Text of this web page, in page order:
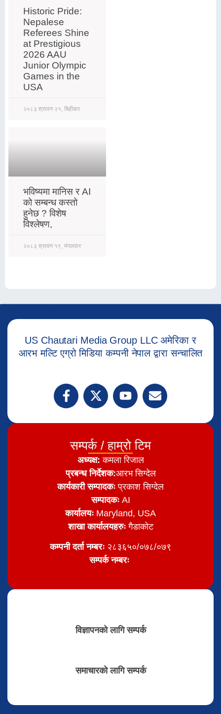
Historic Pride:
Nepalese
Referees Shine
at Prestigious
2026 AAU
Junior Olympic
Games in the
USA
२०८३ श्रावण २१, बिहीबार
भविष्यमा मानिस र AI
को सम्बन्ध कस्तो
हुनेछ ? विशेष
विश्लेषण,
२०८३ श्रावण १९, मंगलवार
US Chautari Media Group LLC अमेरिका र
आरभ मल्टि एग्रो मिडिया कम्पनी नेपाल द्वारा सन्चालित
सम्पर्क / हाम्रो टिम
अध्यक्ष:कमला रिजाल
प्रबन्ध निर्देशक:आरभ सिग्देल
कार्यकारी सम्पादकः प्रकाश सिग्देल
सम्पादकःAI
कार्यालयः Maryland, USA
शाखा कार्यालयहरुःगैडाकोट
कम्पनी दर्ता नम्बरः २८३६५०/०७८/०७९
सम्पर्क नम्बरः
विज्ञापनको लागि सम्पर्क
समाचारको लागि सम्पर्क